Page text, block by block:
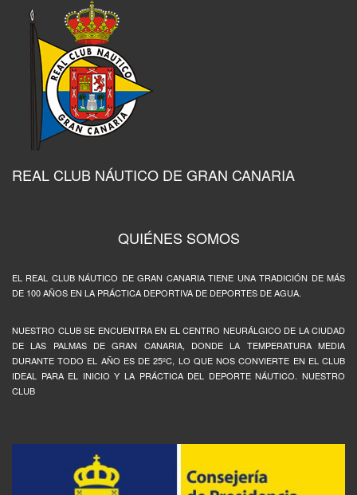
REAL CLUB NÁUTICO DE GRAN CANARIA
QUIÉNES SOMOS
EL REAL CLUB NÁUTICO DE GRAN CANARIA TIENE UNA TRADICIÓN DE MÁS
DE 100 AÑOS EN LA PRÁCTICA DEPORTIVA DE DEPORTES DE AGUA.
NUESTRO CLUB SE ENCUENTRA EN EL CENTRO NEURÁLGICO DE LA CIUDAD
DE LAS PALMAS DE GRAN CANARIA, DONDE LA TEMPERATURA MEDIA
DURANTE TODO EL AÑO ES DE 25ºC, LO QUE NOS CONVIERTE EN EL CLUB
IDEAL PARA EL INICIO Y LA PRÁCTICA DEL DEPORTE NÁUTICO. NUESTRO
CLUB